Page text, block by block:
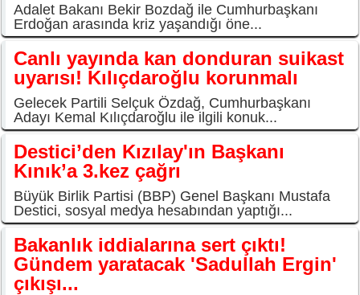
Adalet Bakanı Bekir Bozdağ ile Cumhurbaşkanı
Erdoğan arasında kriz yaşandığı öne...
Canlı yayında kan donduran suikast
uyarısı! Kılıçdaroğlu korunmalı
Gelecek Partili Selçuk Özdağ, Cumhurbaşkanı
Adayı Kemal Kılıçdaroğlu ile ilgili konuk...
Destici’den Kızılay'ın Başkanı
Kınık’a 3.kez çağrı
Büyük Birlik Partisi (BBP) Genel Başkanı Mustafa
Destici, sosyal medya hesabından yaptığı...
Bakanlık iddialarına sert çıktı!
Gündem yaratacak 'Sadullah Ergin'
çıkışı...